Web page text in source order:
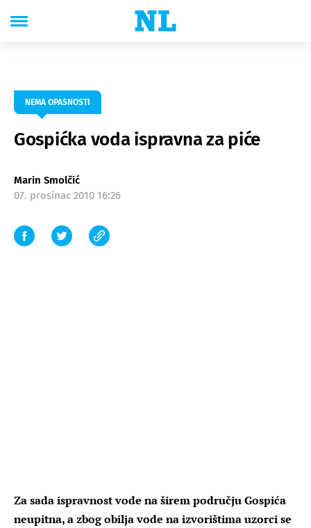
NEMA OPASNOSTI
Gospićka voda ispravna za piće
Marin Smolčić
07. prosinac 2010 16:26
Za sada ispravnost vode na širem području Gospića
neupitna, a zbog obilja vode na izvorištima uzorci se